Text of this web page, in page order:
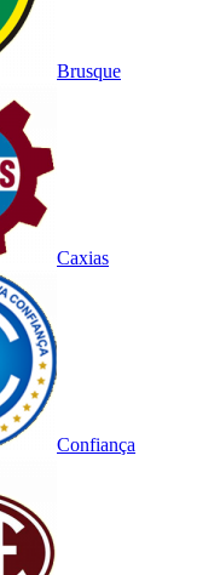
Brusque
Caxias
Confiança